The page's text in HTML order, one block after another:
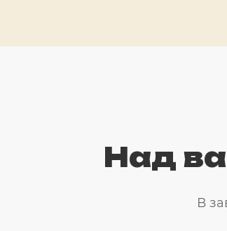
Над
В